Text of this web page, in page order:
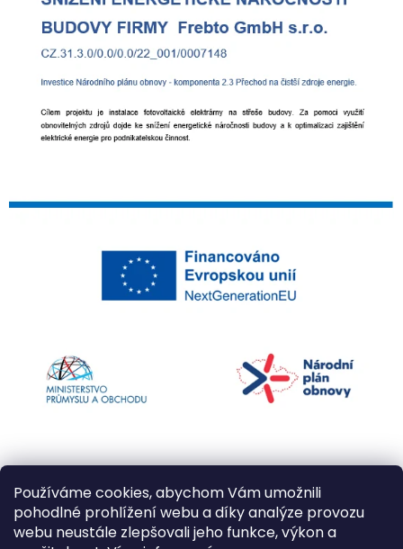
Používáme cookies, abychom Vám umožnili
pohodlné prohlížení webu a díky analýze provozu
webu neustále zlepšovali jeho funkce, výkon a